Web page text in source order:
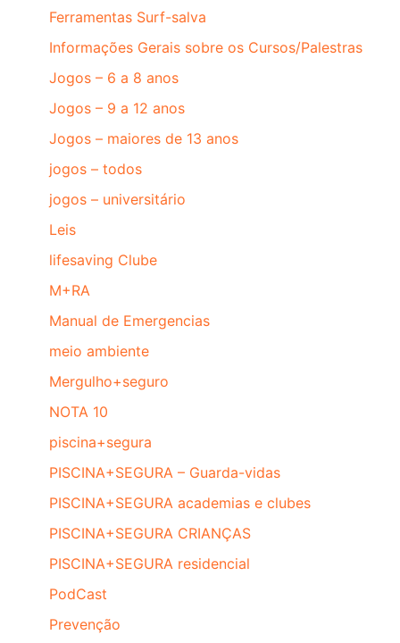
Ferramentas Surf-salva
Informações Gerais sobre os Cursos/Palestras
Jogos – 6 a 8 anos
Jogos – 9 a 12 anos
Jogos – maiores de 13 anos
jogos – todos
jogos – universitário
Leis
lifesaving Clube
M+RA
Manual de Emergencias
meio ambiente
Mergulho+seguro
NOTA 10
piscina+segura
PISCINA+SEGURA – Guarda-vidas
PISCINA+SEGURA academias e clubes
PISCINA+SEGURA CRIANÇAS
PISCINA+SEGURA residencial
PodCast
Prevenção